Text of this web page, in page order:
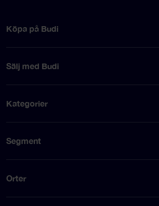
Köpa på Budi
Sälj med Budi
Kategorier
Segment
Orter